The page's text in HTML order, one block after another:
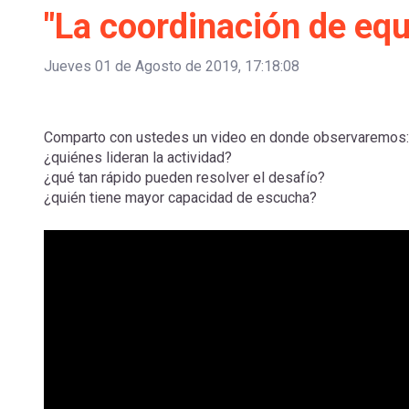
navegación
"La coordinación de
Jueves 01 de Agosto de 2019, 17:18:08
Comparto con ustedes un video en donde observaremos:
¿quiénes lideran la actividad?
¿qué tan rápido pueden resolver el desafío?
¿quién tiene mayor capacidad de escucha?